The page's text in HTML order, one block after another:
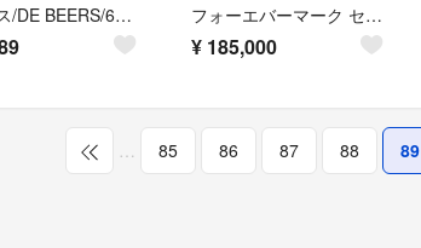
デビアス/DE BEERS/6Pダイヤ付リング/指輪/9号/750/18金 フォーエバーマーク セット
¥ 185,000
… 85 86 87 88 89